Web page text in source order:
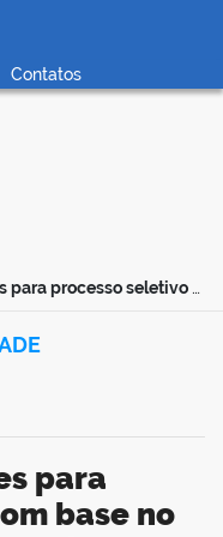
Contatos
UFNT abre inscrições para processo seletivo com base no histórico escolar do ensino médio
base no